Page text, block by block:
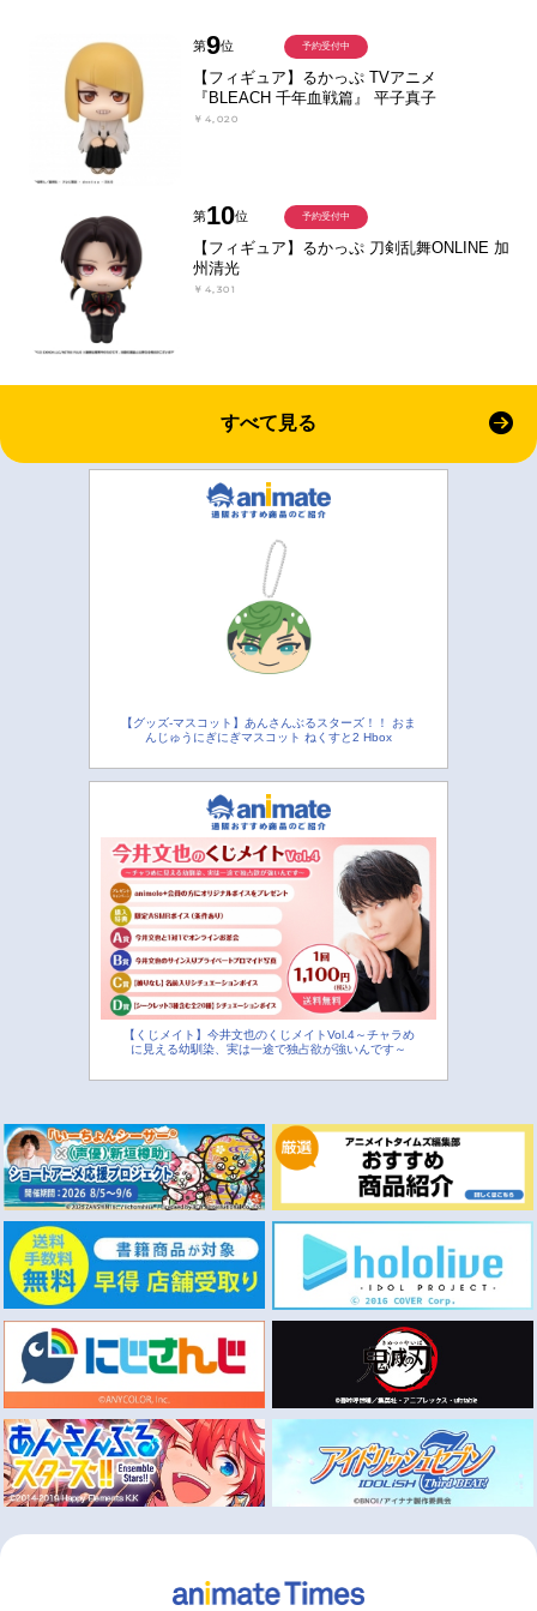
第9位
【フィギュア】るかっぷ TVアニメ
『BLEACH 千年血戦篇』 平子真子
￥4,020
予約受付中
第10位
【フィギュア】るかっぷ 刀剣乱舞ONLINE 加
州清光
￥4,301
予約受付中
すべて見る
【グッズ-マスコット】あんさんぶるスターズ！！ おま
んじゅうにぎにぎマスコット ねくすと2 Hbox
【くじメイト】今井文也のくじメイトVol.4～チャラめ
に見える幼馴染、実は一途で独占欲が強いんです～